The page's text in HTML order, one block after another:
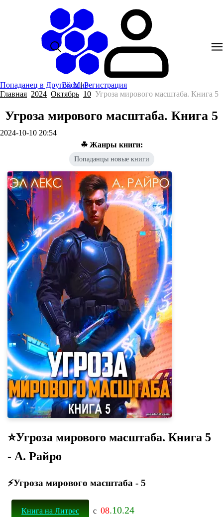
Попаданец в Другой Мир
Вход|Регистрация
Главная 2024 Октябрь 10 Угроза мирового масштаба. Книга 5
Угроза мирового масштаба. Книга 5
2024-10-10 20:54
☘ Жанры книги:
Попаданцы новые книги
⭐️Угроза мирового масштаба. Книга 5
- А. Райро
⚡Угроза мирового масштаба - 5
Книга на Литрес с 08.10.24